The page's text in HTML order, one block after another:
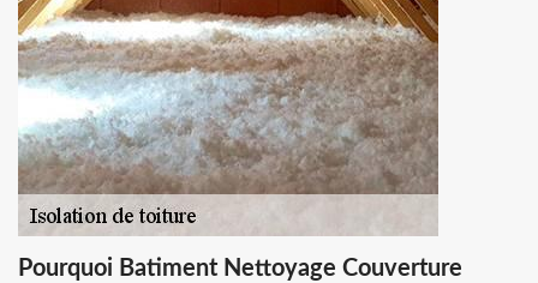
Pourquoi Batiment Nettoyage Couverture